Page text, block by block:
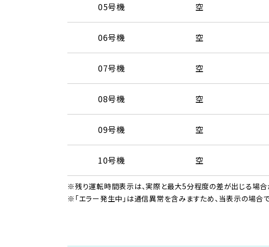
05号機 空
06号機 空
07号機 空
08号機 空
09号機 空
10号機 空
※残り運転時間表示は、実際と最大5分程度の差が出じる場合
※「エラー発生中」は通信異常を含みますため、当表示の場合